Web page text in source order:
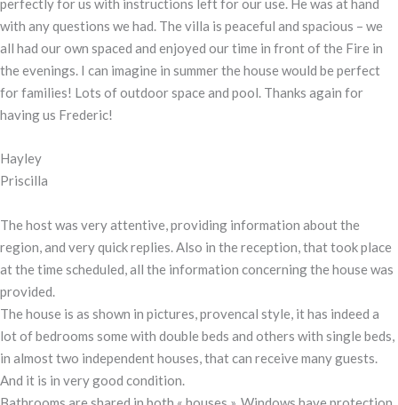
perfectly for us with instructions left for our use. He was at hand
with any questions we had. The villa is peaceful and spacious – we
all had our own spaced and enjoyed our time in front of the Fire in
the evenings. I can imagine in summer the house would be perfect
for families! Lots of outdoor space and pool. Thanks again for
having us Frederic!
Hayley
Priscilla
The host was very attentive, providing information about the
region, and very quick replies. Also in the reception, that took place
at the time scheduled, all the information concerning the house was
provided.
The house is as shown in pictures, provencal style, it has indeed a
lot of bedrooms some with double beds and others with single beds,
in almost two independent houses, that can receive many guests.
And it is in very good condition.